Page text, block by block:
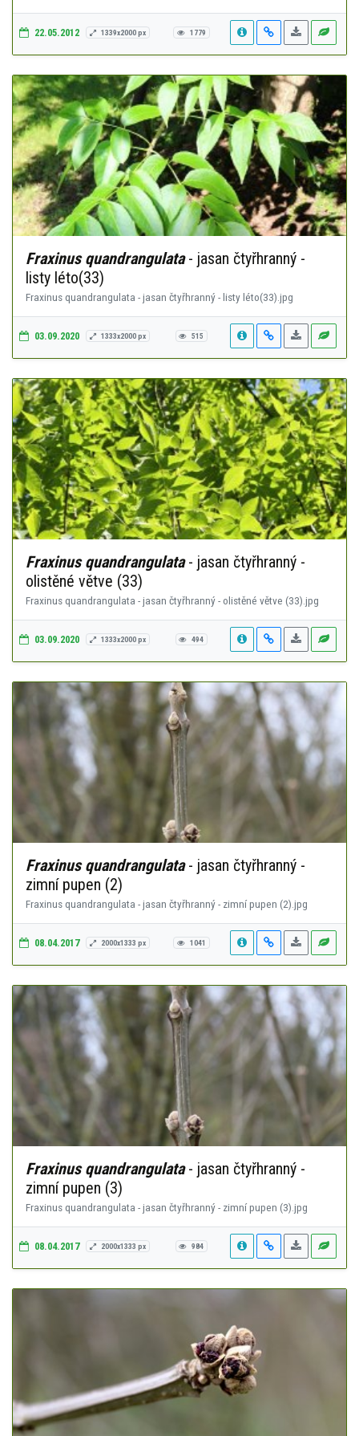
22.05.2012 1339x2000 px 1779
Fraxinus quandrangulata- jasan čtyřhranný -
listy léto(33)
Fraxinus quandrangulata - jasan čtyřhranný - listy léto(33).jpg
03.09.2020 1333x2000 px 515
Fraxinus quandrangulata- jasan čtyřhranný -
olistěné větve (33)
Fraxinus quandrangulata - jasan čtyřhranný - olistěné větve (33).jpg
03.09.2020 1333x2000 px 494
Fraxinus quandrangulata- jasan čtyřhranný -
zimní pupen (2)
Fraxinus quandrangulata - jasan čtyřhranný - zimní pupen (2).jpg
08.04.2017 2000x1333 px 1041
Fraxinus quandrangulata- jasan čtyřhranný -
zimní pupen (3)
Fraxinus quandrangulata - jasan čtyřhranný - zimní pupen (3).jpg
08.04.2017 2000x1333 px 984